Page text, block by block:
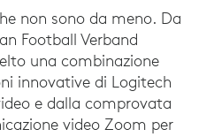
non sono da meno. Da
Football Verband
una combinazione
innovative di Logitech
e dalla comprovata
video Zoom per